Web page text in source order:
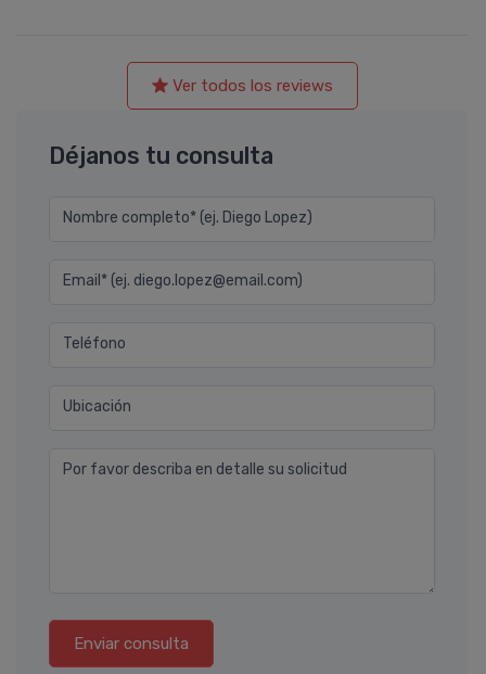
Ver todos los reviews
Déjanos tu consulta
Nombre completo* (ej. Diego Lopez)
Email* (ej. diego.lopez@email.com)
Teléfono
Ubicación
Por favor describa en detalle su solicitud
Enviar consulta